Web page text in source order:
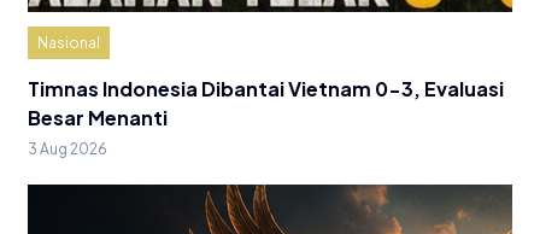
Nasional
Timnas Indonesia Dibantai Vietnam 0-3, Evaluasi
Besar Menanti
3 Aug 2026